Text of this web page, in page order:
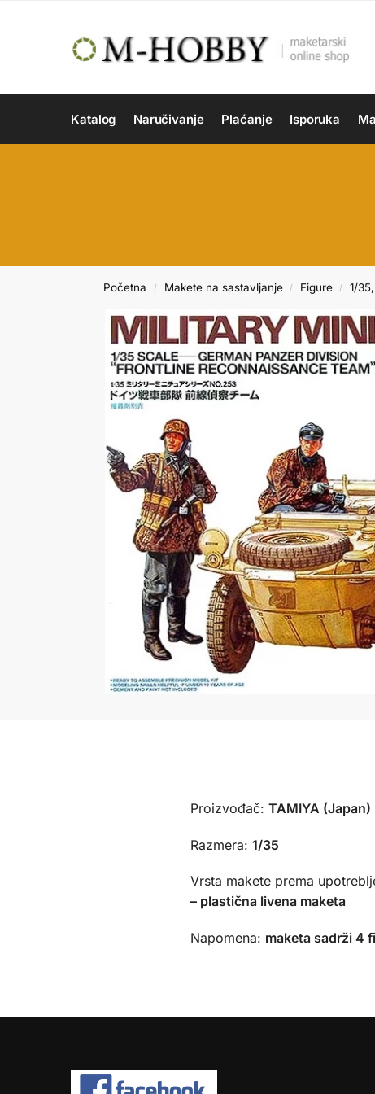
Katalog Naručivanje Plaćanje Isporuka
Početna / Makete na sastavljanje / Figure / 1/
Proizvođač: TAMIYA (Japan)
Razmera: 1/35
Vrsta makete prema
– plastična livena maketa
Napomena: maketa sadrži 4